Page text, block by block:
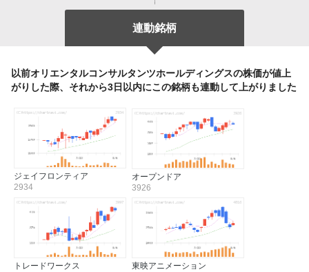
連動銘柄
以前オリエンタルコンサルタンツホールディングスの株価が値上
がりした際、それから3日以内にこの銘柄も連動して上がりました
ジェイフロンティア
2934
オープンドア
3926
トレードワークス 東映アニメーション